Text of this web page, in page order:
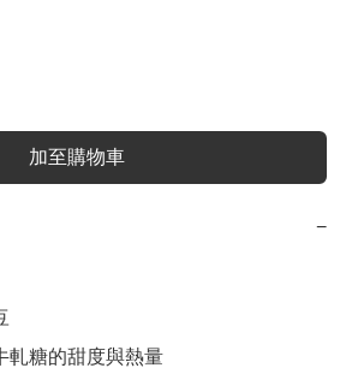
加至購物車
−